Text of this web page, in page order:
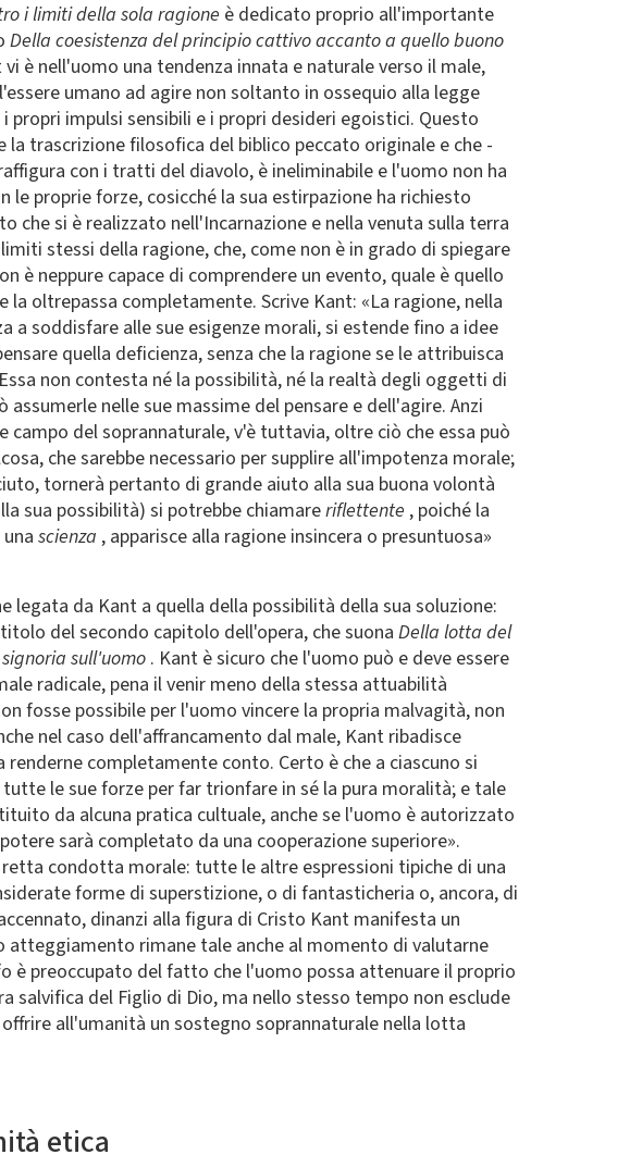
i limiti della sola ragione è dedicato proprio all'importante
Della coesistenza del principio cattivo accanto a quello buono
vi è nell'uomo una tendenza innata e naturale verso il male,
umano ad agire non soltanto in ossequio alla legge
propri impulsi sensibili e i propri desideri egoistici. Questo
la trascrizione filosofica del biblico peccato originale e che -
con i tratti del diavolo, è ineliminabile e l'uomo non ha
le proprie forze, cosicché la sua estirpazione ha richiesto
che si è realizzato nell'Incarnazione e nella venuta sulla terra
stessi della ragione, che, come non è in grado di spiegare
è neppure capace di comprendere un evento, quale è quello
oltrepassa completamente. Scrive Kant: «La ragione, nella
a soddisfare alle sue esigenze morali, si estende fino a idee
quella deficienza, senza che la ragione se le attribuisca
non contesta né la possibilità, né la realtà degli oggetti di
nelle sue massime del pensare e dell'agire. Anzi
campo del soprannaturale, v'è tuttavia, oltre ciò che essa può
che sarebbe necessario per supplire all'impotenza morale;
tornerà pertanto di grande aiuto alla sua buona volontà
sua possibilità) si potrebbe chiamareriflettente , poiché la
scienza , apparisce alla ragione insincera o presuntuosa»
legata da Kant a quella della possibilità della sua soluzione:
del secondo capitolo dell'opera, che suona Della lotta del
sull'uomo . Kant è sicuro che l'uomo può e deve essere
radicale, pena il venir meno della stessa attuabilità
fosse possibile per l'uomo vincere la propria malvagità, non
nel caso dell'affrancamento dal male, Kant ribadisce
completamente conto. Certo è che a ciascuno si
le sue forze per far trionfare in sé la pura moralità; e tale
da alcuna pratica cultuale, anche se l'uomo è autorizzato
sarà completato da una cooperazione superiore».
condotta morale: tutte le altre espressioni tipiche di una
forme di superstizione, o di fantasticheria o, ancora, di
dinanzi alla figura di Cristo Kant manifesta un
rimane tale anche al momento di valutarne
è preoccupato del fatto che l'uomo possa attenuare il proprio
salvifica del Figlio di Dio, ma nello stesso tempo non esclude
all'umanità un sostegno soprannaturale nella lotta
etica